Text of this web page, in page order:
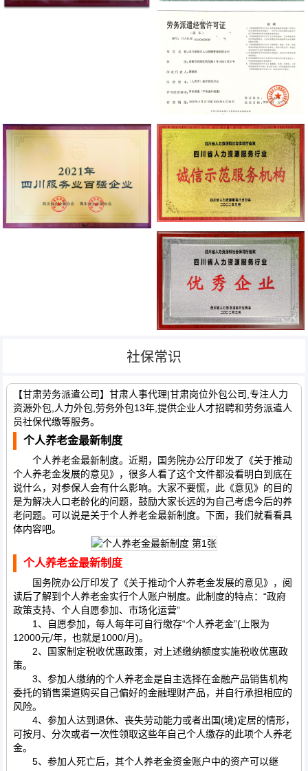
社保常识
【甘肃劳务派遣公司】甘肃人事代理|甘肃岗位外包公司,专注人力
资源外包,人力外包,劳务外包13年,提供企业人才招聘和劳务派遣人
员社保代缴等服务。
个人养老金最新制度
个人养老金最新制度。近期，国务院办公厅印发了《关于推动
个人养老金发展的意见》，很多人看了这个文件都没看明白到底在
说什么，对参保人会有什么影响。大家不要慌，此《意见》的目的
是为解决人口老龄化的问题，鼓励大家长远的为自己考虑今后的养
老问题。可以说是关于个人养老金最新制度。下面，我们就看看具
体内容吧。
个人养老金最新制度
国务院办公厅印发了《关于推动个人养老金发展的意见》，阅
读后了解到个人养老金实行个人账户制度。此制度的特点：“政府
政策支持、个人自愿参加、市场化运营”
1、自愿参加，每人每年可自行缴存“个人养老金”(上限为
12000元/年，也就是1000/月)。
2、国家制定税收优惠政策，对上述缴纳额度实施税收优惠政
策。
3、参加人缴纳的个人养老金是自主选择在金融产品销售机构
委托的销售渠道购买自己偏好的金融理财产品，并自行承担相应的
风险。
4、参加人达到退休、丧失劳动能力或者出国(境)定居的情形，
可按月、分次或者一次性领取这些年自己个人缴存的此项个人养老
金。
5、参加人死亡后，其个人养老金资金账户中的资产可以继